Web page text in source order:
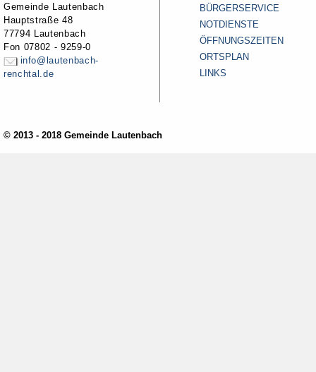
Gemeinde Lautenbach
Hauptstraße 48
77794 Lautenbach
Fon 07802 - 9259-0
info@lautenbach-
renchtal.de
BÜRGERSERVICE
NOTDIENSTE
ÖFFNUNGSZEITEN
ORTSPLAN
LINKS
© 2013 - 2018 Gemeinde Lautenbach